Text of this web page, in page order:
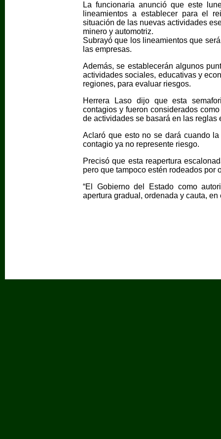
La funcionaria anunció que este
lineamientos a establecer para el
situación de las nuevas actividades
minero y automotriz.
Subrayó que los lineamientos que
las empresas.
Además, se establecerán algunos
actividades sociales, educativas y
regiones, para evaluar riesgos.
Herrera Laso dijo que esta
contagios y fueron considerados
de actividades se basará en las reglas
Aclaró que esto no se dará cuando
contagio ya no represente riesgo.
Precisó que esta reapertura
pero que tampoco estén rodeados por
“El Gobierno del Estado como
apertura gradual, ordenada y cauta,